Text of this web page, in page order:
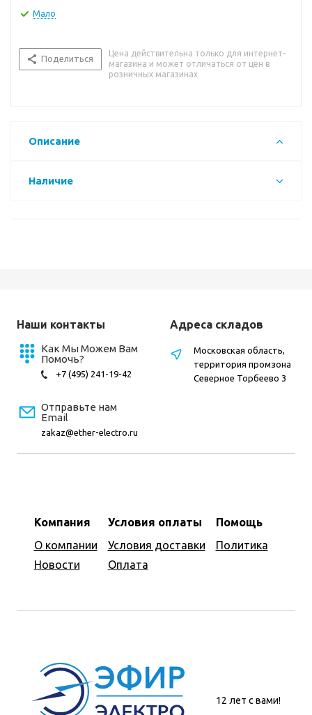
Мало
Поделиться
Цена действительна только для интернет-
магазина и может отличаться от цен в
розничных магазинах
Описание
Наличие
Наши контакты
Как Мы Можем Вам
Помочь?
+7 (495) 241-19-42
Отправьте нам
Email
zakaz@ether-electro.ru
Компания
О компании
Новости
Условия оплаты
Условия доставки
Оплата
Помощь
Политика
Адреса складов
Московская область,
территория промзона
Северное Торбеево 3
12 лет с вами!